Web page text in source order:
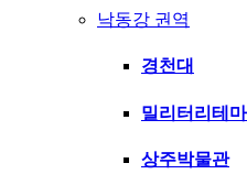
낙동강 권역
경천대
밀리터리테
상주박물관